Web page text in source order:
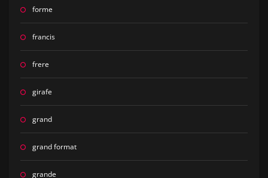
forme
francis
frere
girafe
grand
grand format
grande